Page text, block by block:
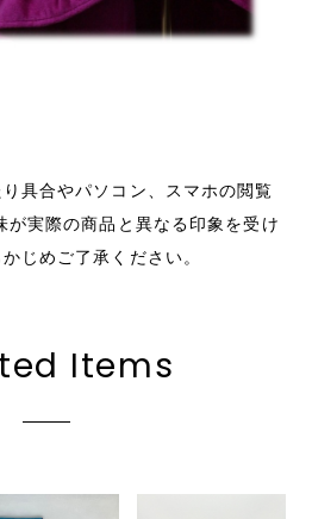
具合やパソコン、スマホの閲覧
が実際の商品と異なる印象を受け
じめご了承ください。
Items